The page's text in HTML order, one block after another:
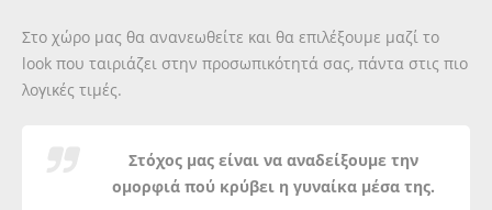
Στο χώρο μας θα ανανεωθείτε και θα επιλέξουμε μαζί το
look που ταιριάζει στην προσωπικότητά σας, πάντα στις πιο
λογικές τιμές.
Στόχος μας είναι να αναδείξουμε την
ομορφιά πού κρύβει η γυναίκα μέσα της.